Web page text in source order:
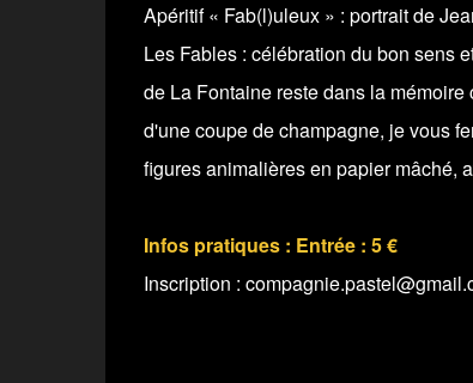
Apéritif « Fab(l)uleux » : portrait de
Les Fables : célébration du bon sens
de La Fontaine reste dans la
d'une coupe de champagne, je vous
figures animalières en papier mâché,
Infos pratiques : Entrée : 5 €
Inscription :